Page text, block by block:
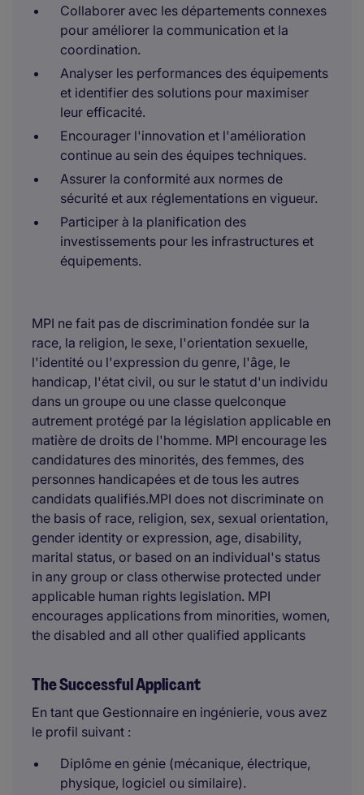
Collaborer avec les départements connexes
pour améliorer la communication et la
coordination.
Analyser les performances des équipements
et identifier des solutions pour maximiser
leur efficacité.
Encourager l'innovation et l'amélioration
continue au sein des équipes techniques.
Assurer la conformité aux normes de
sécurité et aux réglementations en vigueur.
Participer à la planification des
investissements pour les infrastructures et
équipements.
MPI ne fait pas de discrimination fondée sur la
race, la religion, le sexe, l'orientation sexuelle,
l'identité ou l'expression du genre, l'âge, le
handicap, l'état civil, ou sur le statut d'un individu
dans un groupe ou une classe quelconque
autrement protégé par la législation applicable en
matière de droits de l'homme. MPI encourage les
candidatures des minorités, des femmes, des
personnes handicapées et de tous les autres
candidats qualifiés.MPI does not discriminate on
the basis of race, religion, sex, sexual orientation,
gender identity or expression, age, disability,
marital status, or based on an individual's status
in any group or class otherwise protected under
applicable human rights legislation. MPI
encourages applications from minorities, women,
the disabled and all other qualified applicants
The Successful Applicant
En tant que Gestionnaire en ingénierie, vous avez
le profil suivant :
Diplôme en génie (mécanique, électrique,
physique, logiciel ou similaire).